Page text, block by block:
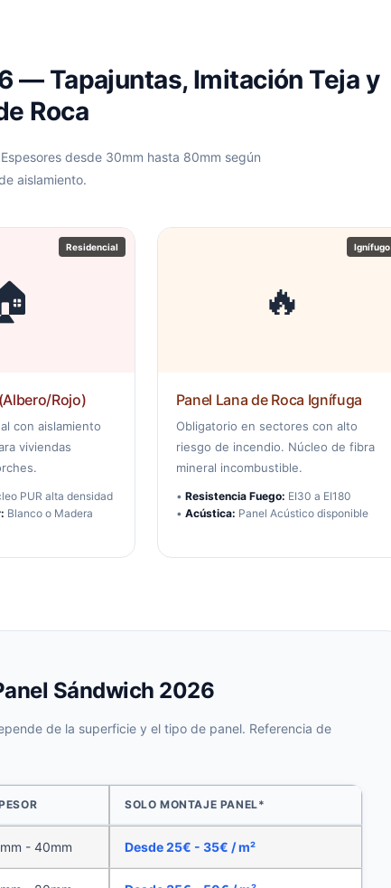
— Tapajuntas, Imitación Teja y
Roca
desde 30mm hasta 80mm según
aislamiento.
Residencial
Rojo)
con aislamiento
viviendas
PUR alta densidad
Blanco o Madera
🔥
Ignífugo
Panel Lana de Roca Ignífuga
Obligatorio en sectores con alto
riesgo de incendio. Núcleo de fibra
mineral incombustible.
• Resistencia Fuego: EI30 a EI180
• Acústica: Panel Acústico disponible
Sándwich 2026
de la superficie y el tipo de panel. Referencia de
SOLO MONTAJE PANEL*
- 40mm Desde 25€ - 35€ / m²